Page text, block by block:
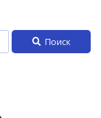
Поиск